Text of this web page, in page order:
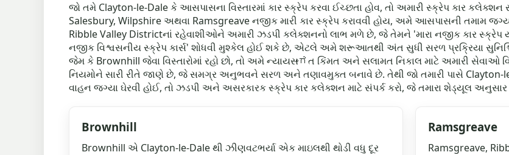
જો તમે Clayton-le-Dale કે આસપાસના વિસ્તારમાં કાર સ્ક્રેપ કરવા ઈચ્છતા હોવ, તો અમારી સ્ક્રેપ કાર
Salesbury, Wilpshire અથવા Ramsgreave નજીક મારી કાર સ્ક્રેપ કરાવવી હોય, અમે આસપાસની તમામ
Ribble Valley Districtનાં રહેવાશીઓને અમારી ઝડપી કલેક્શનનો લાભ મળે છે, જે તેમને 'મારા નજીક કાર
નજીક વિશ્વસનીય સ્ક્રેપ કાર્સ' શોધવી મુશ્કેલ હોઈ શકે છે, એટલે અમે શરૂઆતથી અંત સુધી સરળ પ્રક્રિયા
જેમ કે Brownhill જેવા વિસ્તારોમાં રહો છો, તો અમે ન્યાયસಂಗત કિંમત અને સલામત નિકાલ માટે અમારી
નિયમોને સારી રીતે જાણે છે, જે સમગ્ર અનુભવને સરળ અને તણાવમુક્ત બનાવે છે. તેથી જો તમારી પાસે Clayton-
વાહન જગ્યા ઘેરવી હોઈ, તો ઝડપી અને અસરકારક સ્ક્રેપ કાર કલેક્શન માટે સંપર્ક કરો, જે તમારા શેડ્યૂલ અનુસાર
Brownhill
Brownhill એ Clayton-le-Dale થી ઝીણવટભર્યા એક માઇલથી થોડી વધુ દૂર
Ramsgreave
Ramsgreave,